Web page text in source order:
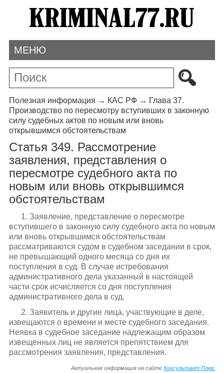
МЕНЮ
Полезная информация → КАС РФ→ Глава 37.
Производство по пересмотру вступивших в законную
силу судебных актов по новым или вновь
открывшимся обстоятельствам
Статья 349. Рассмотрение
заявления, представления о
пересмотре судебного акта по
новым или вновь открывшимся
обстоятельствам
1. Заявление, представление о пересмотре
вступившего в законную силу судебного акта по новым
или вновь открывшимся обстоятельствам
рассматриваются судом в судебном заседании в срок,
не превышающий одного месяца со дня их
поступления в суд. В случае истребования
административного дела указанный в настоящей
части срок исчисляется со дня поступления
административного дела в суд.
2. Заявитель и другие лица, участвующие в деле,
извещаются о времени и месте судебного заседания.
Неявка в судебное заседание надлежащим образом
извещенных лиц не является препятствием для
рассмотрения заявления, представления.
Актуальная информация на сайтеКонсультант Плюс